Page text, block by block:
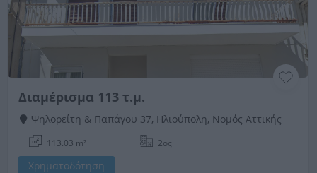
Διαμέρισμα 113 τ.μ.
Ψηλορείτη & Παπάγου 37, Ηλιούπολη, Νομός Αττικής
113.03 m² 2ος
Χρηματοδότηση